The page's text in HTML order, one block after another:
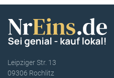
Leipziger Str. 13
09306 Rochlitz